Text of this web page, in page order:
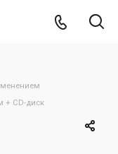
+ CD-диск